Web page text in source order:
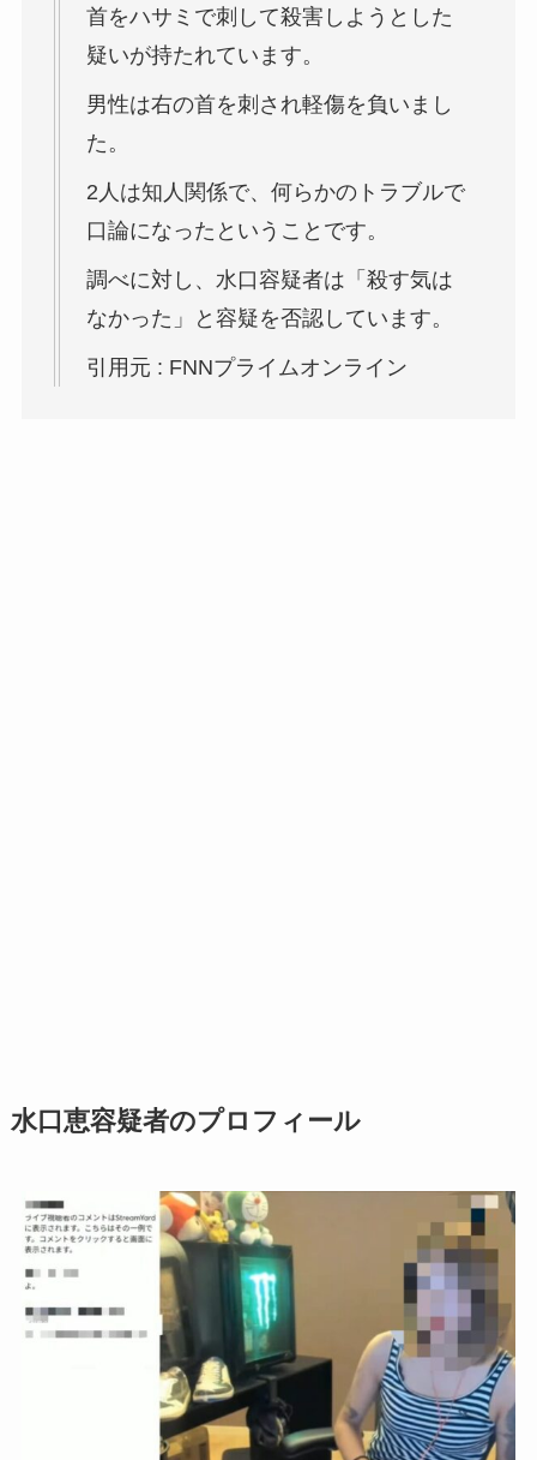
首をハサミで刺して殺害しようとした
疑いが持たれています。
男性は右の首を刺され軽傷を負いまし
た。
2人は知人関係で、何らかのトラブルで
口論になったということです。
調べに対し、水口容疑者は「殺す気は
なかった」と容疑を否認しています。
引用元 : FNNプライムオンライン
水口恵容疑者のプロフィール